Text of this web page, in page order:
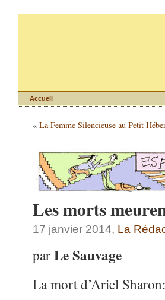
Accueil
« La Femme Silencieuse au Petit
Les morts
17 janvier 2014, La
parLe Sauvage
La mort d’Ariel